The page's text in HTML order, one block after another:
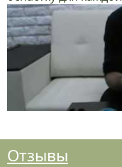
Отзывы